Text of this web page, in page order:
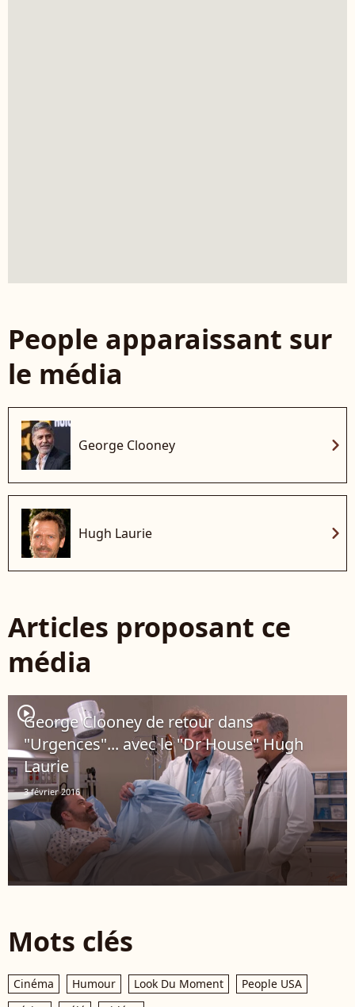
People apparaissant sur
le média
George Clooney chevron_right
Hugh Laurie chevron_right
Articles proposant ce
média
player2
George Clooney de retour dans
"Urgences"... avec le "Dr House" Hugh
Laurie
3 février 2016
Mots clés
Cinéma Humour Look Du Moment
People USA